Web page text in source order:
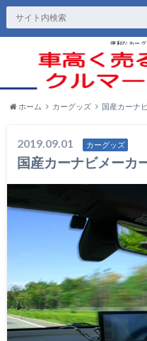
便利なカー
ホーム カーグッズ 国産カーナ
2019.09.01 カーグッズ
国産カーナビメーカ